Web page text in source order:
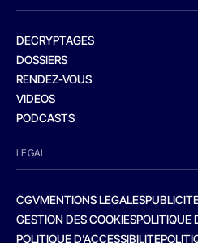
DECRYPTAGES
DOSSIERS
RENDEZ-VOUS
VIDEOS
PODCASTS
LEGAL
CGVMENTIONS LEGALES
GESTION DES COOKIESPOLITIQUE
POLITIQUE D’ACCESSIBILITE